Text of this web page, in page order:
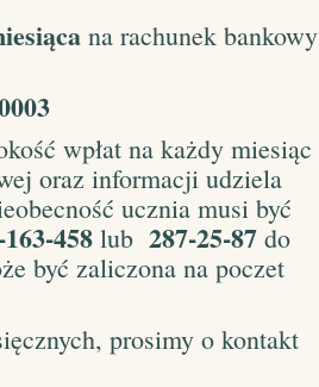
na rachunek bankowy
wpłat na każdy miesiąc
oraz informacji udziela
ucznia musi być
458 lub 287-25-87do
być zaliczona na poczet
prosimy o kontakt